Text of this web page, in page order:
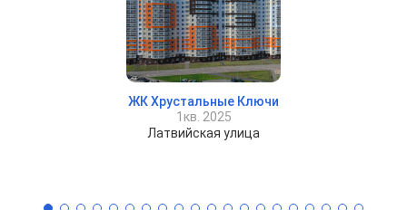
ЖК Хрустальные Ключи
1кв. 2025
Латвийская улица